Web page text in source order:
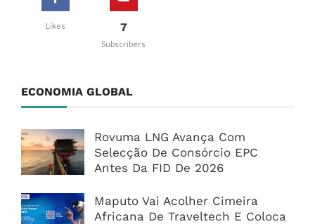
Likes 7
Subscribers
ECONOMIA GLOBAL
Rovuma LNG Avança Com
Selecção De Consórcio EPC
Antes Da FID De 2026
Maputo Vai Acolher Cimeira
Africana De Traveltech E Coloca